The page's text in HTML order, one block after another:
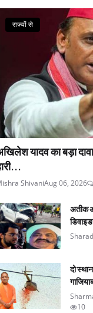
राज्यों से
यादव का बड़ा
ShivaniAug 06, 2026
अतीक
दो
10